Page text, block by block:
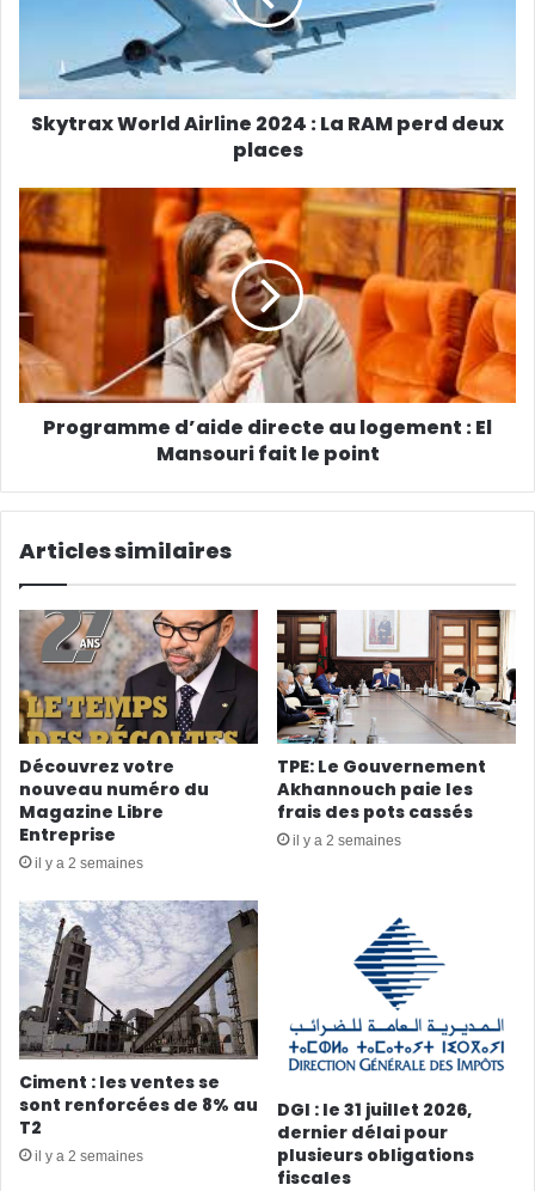
Skytrax World Airline 2024 : La RAM perd deux
places
Programme d’aide directe au logement : El
Mansouri fait le point
Articles similaires
Découvrez votre
nouveau numéro du
Magazine Libre
Entreprise
il y a 2 semaines
TPE: Le Gouvernement
Akhannouch paie les
frais des pots cassés
il y a 2 semaines
Ciment : les ventes se
sont renforcées de 8% au
T2
il y a 2 semaines
DGI : le 31 juillet 2026,
dernier délai pour
plusieurs obligations
fiscales